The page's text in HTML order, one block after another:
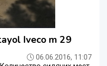
Iveco m 29
06.06.2016, 11:07